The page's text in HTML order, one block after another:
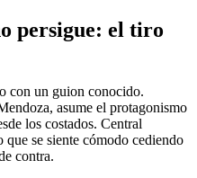
persigue: el tiro
con un guion conocido.
asume el protagonismo
los costados. Central
se siente cómodo cediendo
contra.